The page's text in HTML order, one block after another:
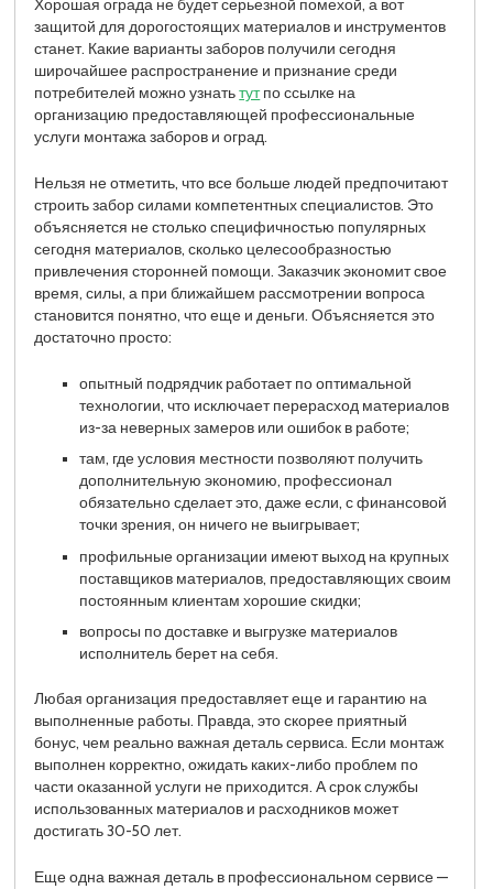
Хорошая ограда не будет серьезной помехой, а вот
защитой для дорогостоящих материалов и инструментов
станет. Какие варианты заборов получили сегодня
широчайшее распространение и признание среди
потребителей можно узнатьтутпо ссылке на
организацию предоставляющей профессиональные
услуги монтажа заборов и оград.
Нельзя не отметить, что все больше людей предпочитают
строить забор силами компетентных специалистов. Это
объясняется не столько специфичностью популярных
сегодня материалов, сколько целесообразностью
привлечения сторонней помощи. Заказчик экономит свое
время, силы, а при ближайшем рассмотрении вопроса
становится понятно, что еще и деньги. Объясняется это
достаточно просто:
опытный подрядчик работает по оптимальной
технологии, что исключает перерасход материалов
из-за неверных замеров или ошибок в работе;
там, где условия местности позволяют получить
дополнительную экономию, профессионал
обязательно сделает это, даже если, с финансовой
точки зрения, он ничего не выигрывает;
профильные организации имеют выход на крупных
поставщиков материалов, предоставляющих своим
постоянным клиентам хорошие скидки;
вопросы по доставке и выгрузке материалов
исполнитель берет на себя.
Любая организация предоставляет еще и гарантию на
выполненные работы. Правда, это скорее приятный
бонус, чем реально важная деталь сервиса. Если монтаж
выполнен корректно, ожидать каких-либо проблем по
части оказанной услуги не приходится. А срок службы
использованных материалов и расходников может
достигать 30-50 лет.
Еще одна важная деталь в профессиональном сервисе —